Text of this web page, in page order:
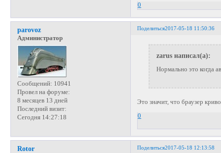
0
Поделиться2017-05-18 11:50:36
parovoz
Администратор
Сообщений: 10941
Провел на форуме:
8 месяцев 13 дней
Последний визит:
Сегодня 14:27:18
zarus написал(а):
Нормально это когда
Это значит, что браузер
0
Поделиться2017-05-18 12:13:58
Rotor